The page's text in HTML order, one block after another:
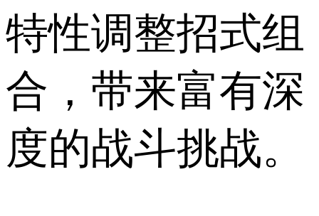
特性调整招式组
合，带来富有深
度的战斗挑战。